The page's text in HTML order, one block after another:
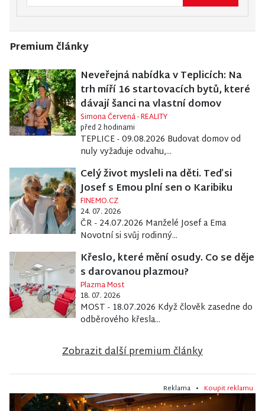
Premium články
Neveřejná nabídka v Teplicích: Na
trh míří 16 startovacích bytů, které
dávají šanci na vlastní domov
Simona Červená - REALITY
před 2 hodinami
TEPLICE - 09.08.2026 Budovat domov od
nuly vyžaduje odvahu,...
Celý život mysleli na děti. Teď si
Josef s Emou plní sen o Karibiku
FINEMO.CZ
24. 07. 2026
ČR - 24.07.2026 Manželé Josef a Ema
Novotní si svůj rodinný...
Křeslo, které mění osudy. Co se děje
s darovanou plazmou?
Plazma Most
18. 07. 2026
MOST - 18.07.2026 Když člověk zasedne do
odběrového křesla...
Zobrazit další premium články
Reklama • Koupit reklamu